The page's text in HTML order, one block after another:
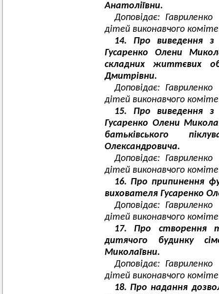
Анатоліївни.
Доповідає:
дітей виконавчого
14. Про виведення з
Гусаренко Олени
складних життєвих
Дмитрівни.
Доповідає:
дітей виконавчого
15. Про виведення з
Гусаренко Олени
батьківського
Олександровича.
Доповідає:
дітей виконавчого
16. Про припинення
вихователя Гусаренко
Доповідає:
дітей виконавчого
17. Про створення
дитячого будинку
Миколаївни.
Доповідає:
дітей виконавчого
18. Про надання